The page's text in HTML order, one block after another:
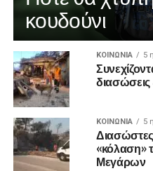
κουδούνι
ΚΟΙΝΩΝΊΑ 5
ΚΟΙΝΩΝΊΑ 5
«κόλαση»
Μεγάρων